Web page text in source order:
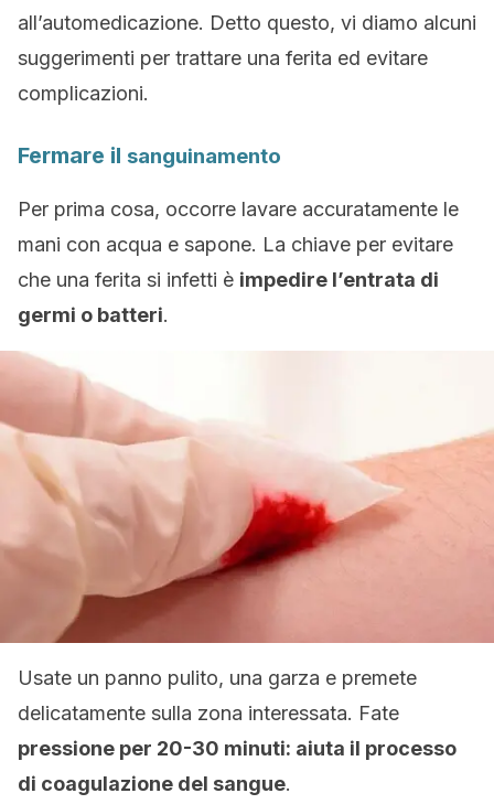
all’automedicazione. Detto questo, vi diamo alcuni
suggerimenti per trattare una ferita ed evitare
complicazioni.
Fermare il sanguinamento
Per prima cosa, occorre lavare accuratamente le
mani con acqua e sapone. La chiave per evitare
che una ferita si infetti è impedire l’entrata di
germi o batteri.
Usate un panno pulito, una garza e premete
delicatamente sulla zona interessata. Fate
pressione per 20-30 minuti: aiuta il processo
di coagulazione del sangue.